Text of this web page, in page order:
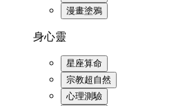
漫畫塗鴉
身心靈
星座算命
宗教超自然
心理測驗